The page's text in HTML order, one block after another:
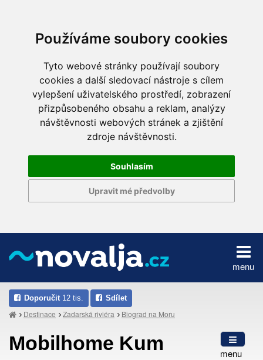
Používáme soubory cookies
Tyto webové stránky používají soubory
cookies a další sledovací nástroje s cílem
vylepšení uživatelského prostředí, zobrazení
přizpůsobeného obsahu a reklam, analýzy
návštěvnosti webových stránek a zjištění
zdroje návštěvnosti.
Souhlasím
Upravit mé předvolby
menu
Doporučit 12 tis. Sdílet
Destinace Zadarská riviéra Biograd na Moru
menu
Mobilhome Kum